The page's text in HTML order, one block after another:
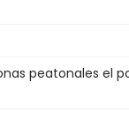
peatonales el